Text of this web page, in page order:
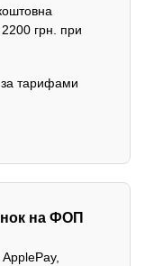
грн. при
за тарифами
на ФОП